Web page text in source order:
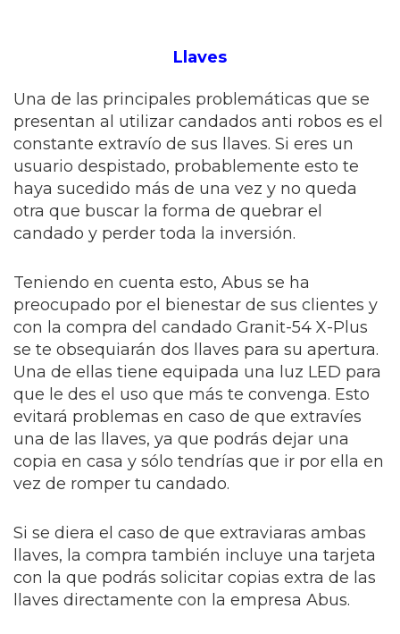
Llaves
Una de las principales problemáticas que se
presentan al utilizar candados anti robos es el
constante extravío de sus llaves. Si eres un
usuario despistado, probablemente esto te
haya sucedido más de una vez y no queda
otra que buscar la forma de quebrar el
candado y perder toda la inversión.
Teniendo en cuenta esto, Abus se ha
preocupado por el bienestar de sus clientes y
con la compra del candado Granit-54 X-Plus
se te obsequiarán dos llaves para su apertura.
Una de ellas tiene equipada una luz LED para
que le des el uso que más te convenga. Esto
evitará problemas en caso de que extravíes
una de las llaves, ya que podrás dejar una
copia en casa y sólo tendrías que ir por ella en
vez de romper tu candado.
Si se diera el caso de que extraviaras ambas
llaves, la compra también incluye una tarjeta
con la que podrás solicitar copias extra de las
llaves directamente con la empresa Abus.